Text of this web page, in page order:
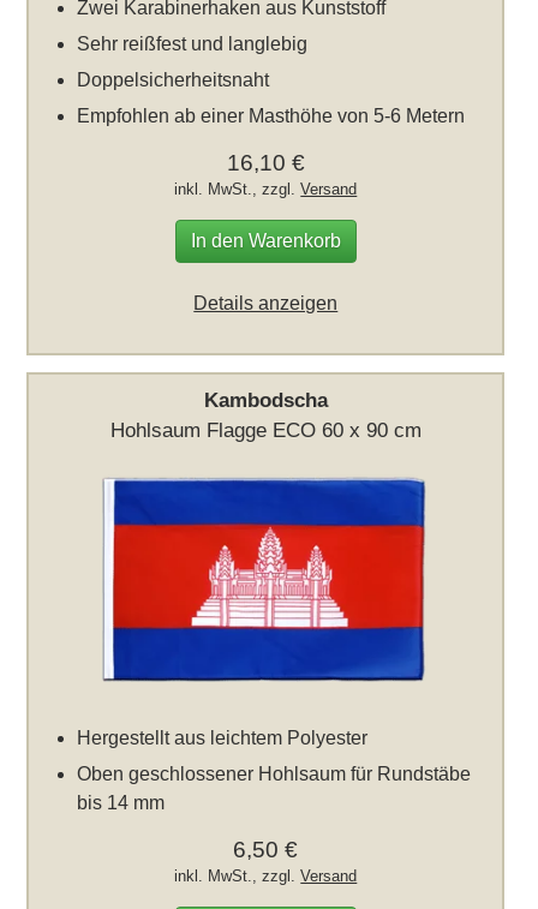
Zwei Karabinerhaken aus Kunststoff
Sehr reißfest und langlebig
Doppelsicherheitsnaht
Empfohlen ab einer Masthöhe von 5-6 Metern
16,10 €
inkl. MwSt., zzgl.Versand
In den Warenkorb
Details anzeigen
Kambodscha
Hohlsaum Flagge ECO 60 x 90 cm
Hergestellt aus leichtem Polyester
Oben geschlossener Hohlsaum für Rundstäbe
bis 14 mm
6,50 €
inkl. MwSt., zzgl.Versand